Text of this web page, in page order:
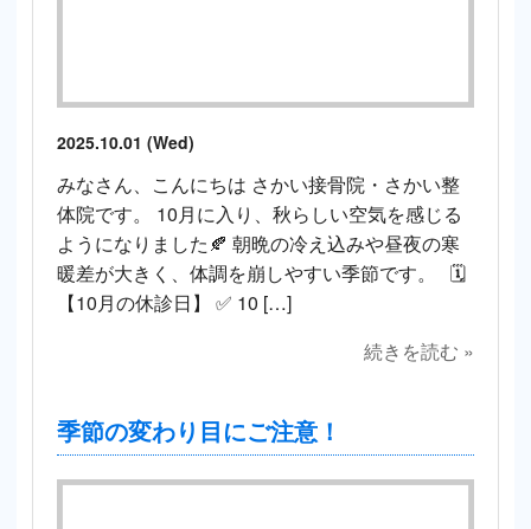
2025.10.01 (Wed)
みなさん、こんにちは さかい接骨院・さかい整
体院です。 10月に入り、秋らしい空気を感じる
ようになりました🍂 朝晩の冷え込みや昼夜の寒
暖差が大きく、体調を崩しやすい季節です。 🗓
【10月の休診日】 ✅ 10 […]
続きを読む »
季節の変わり目にご注意！